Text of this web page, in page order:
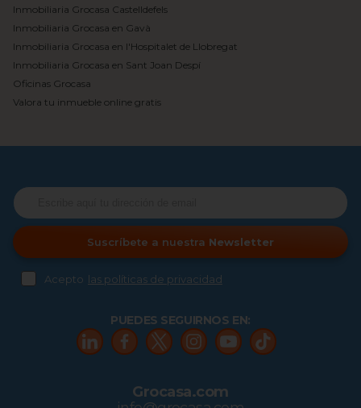
Inmobiliaria Grocasa Castelldefels
Inmobiliaria Grocasa en Gavà
Inmobiliaria Grocasa en l'Hospitalet de Llobregat
Inmobiliaria Grocasa en Sant Joan Despí
Oficinas Grocasa
Valora tu inmueble online gratis
Suscríbete a nuestra Newsletter
Acepto las políticas de privacidad
PUEDES SEGUIRNOS EN:
Grocasa.com